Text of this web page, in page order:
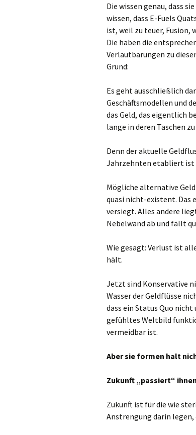
Die wissen genau, dass
wissen, dass E-Fuels
ist, weil zu teuer, Fusion,
Die haben die
Verlautbarungen zu
Grund:
Es geht ausschließlich
Geschäftsmodellen und
das Geld, das eigentlich
lange in deren Taschen
Denn der aktuelle
Jahrzehnten etabliert ist
Mögliche alternative
quasi nicht-existent. Das
versiegt. Alles andere
Nebelwand ab und fällt
Wie gesagt: Verlust ist
hält.
Jetzt sind Konservative
Wasser der Geldflüsse
dass ein Status Quo
gefühltes Weltbild
vermeidbar ist.
Aber sie formen halt
Zukunft „passiert“
Zukunft ist für die wie
Anstrengung darin